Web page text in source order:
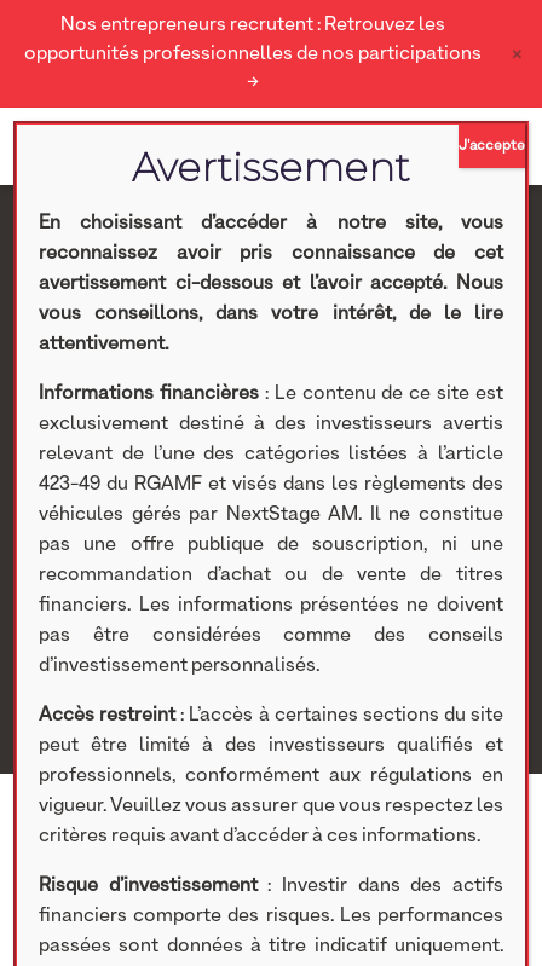
Nos entrepreneurs recrutent : Retrouvez les
opportunités professionnelles de nos participations
→
×
[VIDEO] : Paroles
d’Entrepreneurs, Patrick
Lascar, CEO de
Finalease Group
Security
Nextstage AM>Actualités Nextstage AM> Publications
Actus
> [VIDEO] : Paroles d’Entrepreneurs, Patrick Lascar,
CEO de Finalease Group Security
En choisissant d’accéder à notre site, vous
reconnaissez avoir pris connaissance de cet
avertissement ci-dessous et l’avoir accepté. Nous
vous conseillons, dans votre intérêt, de le lire
attentivement.
Informations financières : Le contenu de ce site est
exclusivement destiné à des investisseurs avertis
relevant de l’une des catégories listées à l’article
423-49 du RGAMF et visés dans les règlements des
véhicules gérés par NextStage AM. Il ne constitue
pas une offre publique de souscription, ni une
recommandation d’achat ou de vente de titres
financiers. Les informations présentées ne doivent
pas être considérées comme des conseils
d’investissement personnalisés.
Accès restreint: L’accès à certaines sections du site
peut être limité à des investisseurs qualifiés et
professionnels, conformément aux régulations en
vigueur. Veuillez vous assurer que vous respectez les
critères requis avant d’accéder à ces informations.
Risque d’investissement: Investir dans des actifs
financiers comporte des risques. Les performances
passées sont données à titre indicatif uniquement.